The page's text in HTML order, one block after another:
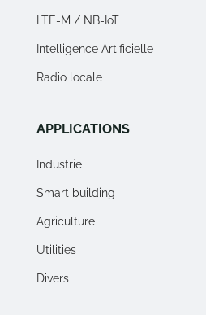
LTE-M / NB-IoT
Intelligence Artificielle
Radio locale
APPLICATIONS
Industrie
Smart building
Agriculture
Utilities
Divers